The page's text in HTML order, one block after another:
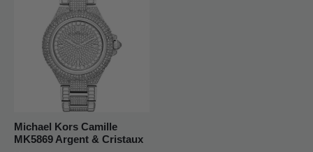
Michael Kors Camille
MK5869 Argent & Cristaux